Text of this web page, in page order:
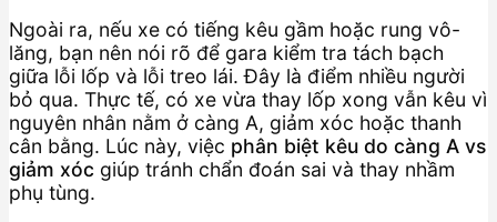
Ngoài ra, nếu xe có tiếng kêu gầm hoặc rung vô-
lăng, bạn nên nói rõ để gara kiểm tra tách bạch
giữa lỗi lốp và lỗi treo lái. Đây là điểm nhiều người
bỏ qua. Thực tế, có xe vừa thay lốp xong vẫn kêu vì
nguyên nhân nằm ở càng A, giảm xóc hoặc thanh
cân bằng. Lúc này, việc phân biệt kêu do càng A vs
giảm xóc giúp tránh chẩn đoán sai và thay nhầm
phụ tùng.